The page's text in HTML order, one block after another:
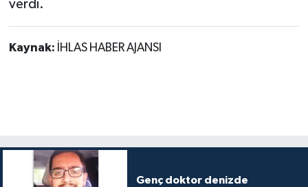
verdi.
Kaynak: İHLAS HABER AJANSI
Genç doktor denizde